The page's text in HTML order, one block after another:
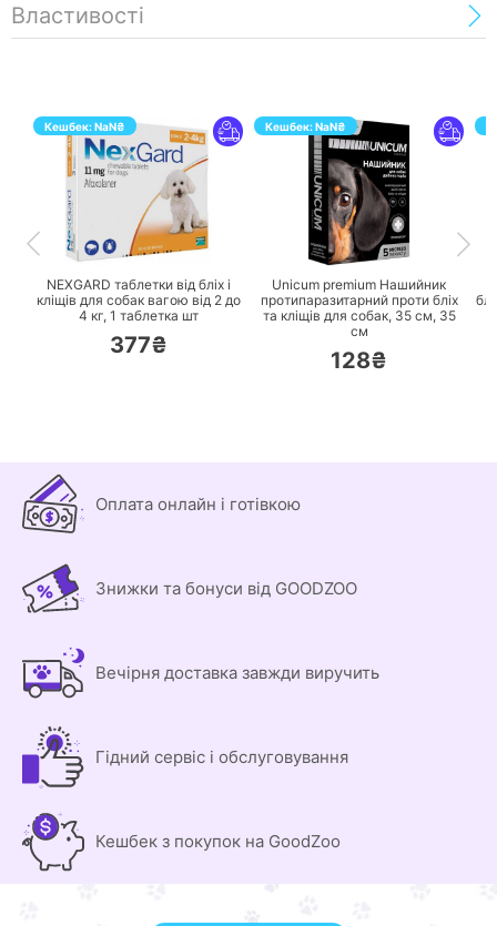
Властивості
Кешбек:NaN₴
ПЕРЕЙТИ
NEXGARD таблетки від бліх і
кліщів для собак вагою від 2 до
4 кг, 1 таблетка шт
377₴
Кешбек:NaN₴
ПЕРЕЙТИ
Unicum premium Нашийник
протипаразитарний проти бліх
та кліщів для собак, 35 см, 35
см
128₴
Оплата онлайн і готівкою
Знижки та бонуси від GOODZOO
Вечірня доставка завжди виручить
Гідний сервіс і обслуговування
Кешбек з покупок на GoodZoo